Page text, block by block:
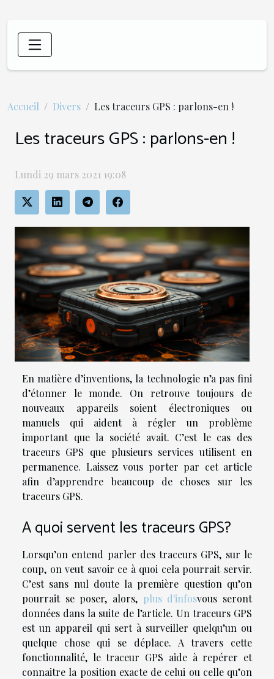
Accueil Divers Les traceurs GPS : parlons-en !
Les traceurs GPS : parlons-en !
Lundi 29 mars 2021 19:08
En matière d’inventions, la technologie n’a pas fini
d’étonner le monde. On retrouve toujours de
nouveaux appareils soient électroniques ou
manuels qui aident à régler un problème
important que la société avait. C’est le cas des
traceurs GPS que plusieurs services utilisent en
permanence. Laissez vous porter par cet article
afin d’apprendre beaucoup de choses sur les
traceurs GPS.
A quoi servent les traceurs GPS?
Lorsqu’on entend parler des traceurs GPS, sur le
coup, on veut savoir ce à quoi cela pourrait servir.
C’est sans nul doute la première question qu’on
pourrait se poser, alors, plus d'infosvous seront
données dans la suite de l’article. Un traceurs GPS
est un appareil qui sert à surveiller quelqu’un ou
quelque chose qui se déplace. A travers cette
fonctionnalité, le traceur GPS aide à repérer et
connaitre la position exacte de celui ou celle qu’on